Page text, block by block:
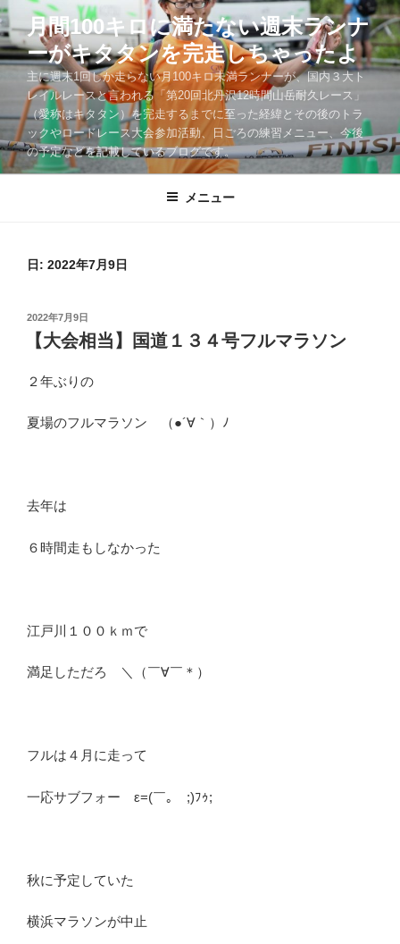
コ
ン
テ
へ
ス
キ
月間100キロに満たない週末ランナ
ーがキタタンを完走しちゃったよ
主に週末1回しか走らない月100キロ未満ランナーが、国内３大ト
レイルレースと言われる「第20回北丹沢12時間山岳耐久レース」
（愛称はキタタン）を完走するまでに至った経緯とその後のトラ
ックやロードレース大会参加活動、日ごろの練習メニュー、今後
の予定などを記載しているブログです。
メニュー
日: 2022年7月9日
投
日:
2022年7月9日
【大会相当】国道１３４号フルマラソン
２年ぶりの
夏場のフルマラソン （●´∀｀）ﾉ
去年は
６時間走もしなかった
江戸川１００ｋｍで
満足しただろ ＼（￣∀￣＊）
フルは４月に走って
一応サブフォー ε=(￣｡￣;)ﾌｩ;
秋に予定していた
横浜マラソンが中止